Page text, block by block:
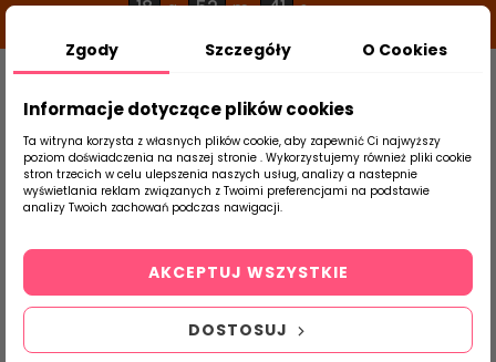
18 g 52 m 41 s
Szukaj
produktu
Strona Główna Salon / Taras
Zgody Szczegóły O Cookies
Informacje dotyczące plików cookies
Ta witryna korzysta z własnych plików cookie, aby zapewnić Ci najwyższy
poziom doświadczenia na naszej stronie . Wykorzystujemy również pliki cookie
stron trzecich w celu ulepszenia naszych usług, analizy a nastepnie
wyświetlania reklam związanych z Twoimi preferencjami na podstawie
analizy Twoich zachowań podczas nawigacji.
DOSTOSUJ
AKCEPTUJ WSZYSTKIE